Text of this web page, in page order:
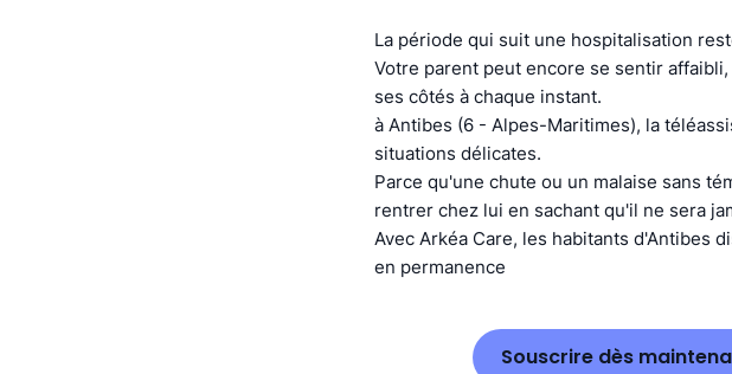
La période qui suit une hospitalisation
Votre parent peut encore se sentir
ses côtés à chaque instant.
à Antibes (6 - Alpes-Maritimes), la
situations délicates.
Parce qu'une chute ou un malaise sans
rentrer chez lui en sachant qu'il ne sera
Avec Arkéa Care, les habitants d'Antibes
en permanence
Souscrire dès